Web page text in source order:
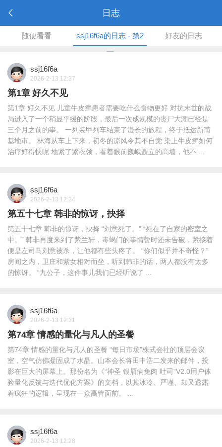
日志
随便看看 ssj16f6a的日志 - 第2
页
好友的日志
ssj16f6a
2026-2-13 12:37
第1章 好久不见
第1章 好久不见 儿童牛皮癣患者需要吃什么食物更好 对抗末世的战
局进入了一个稍显平缓的阶段，最后一次成规模的丧尸大潮已经是
三个月之前的事。 一列装甲列车结束了漫长的旅程，终于抵达新甫
基地市。 林海从车上下来，初冬的凉风令其不自觉 染上牛皮癣如何
治疗好得快呢 地紧了紧衣领，看着眼前巍峨矗立的高墙，他不 ...
ssj16f6a
2026-2-13 12:34
第五十七章 韩非的惊讶，抉择
第五十七章 韩非的惊讶，抉择 “刘意死了。” “死在了自家的密室之
中。” 韩非再度来到了紫兰轩，毒蝎门的事情暂时还未告破，紧接着
便是左司马刘意被杀，让他都有些头疼了。 “你们似乎并不奇怪？”
房间之内，卫庄和紫女相对而坐，听到韩非的话，两人都没有太多
的惊讶。 “九公子，这件事儿我们已经听说了 ...
ssj16f6a
2026-2-13 12:31
第74章 情感的量化与凡人的圣餐
第74章 情感的量化与凡人的圣餐 “每日市场”株式会社的顶层会议
室，空气仿佛凝固成了水晶。山本会长将田中浩二发来的邮件，投
影在巨大的屏幕上。那份名为《“神圣 银屑病兔肉 吐司”V2.0用户体
验量化反馈与迭代优化方案》的文档，以其冰冷、严谨、却又透露
着疯狂的逻辑，呈现在一众高管面前。 ...
ssj16f6a
2026-2-13 12:28